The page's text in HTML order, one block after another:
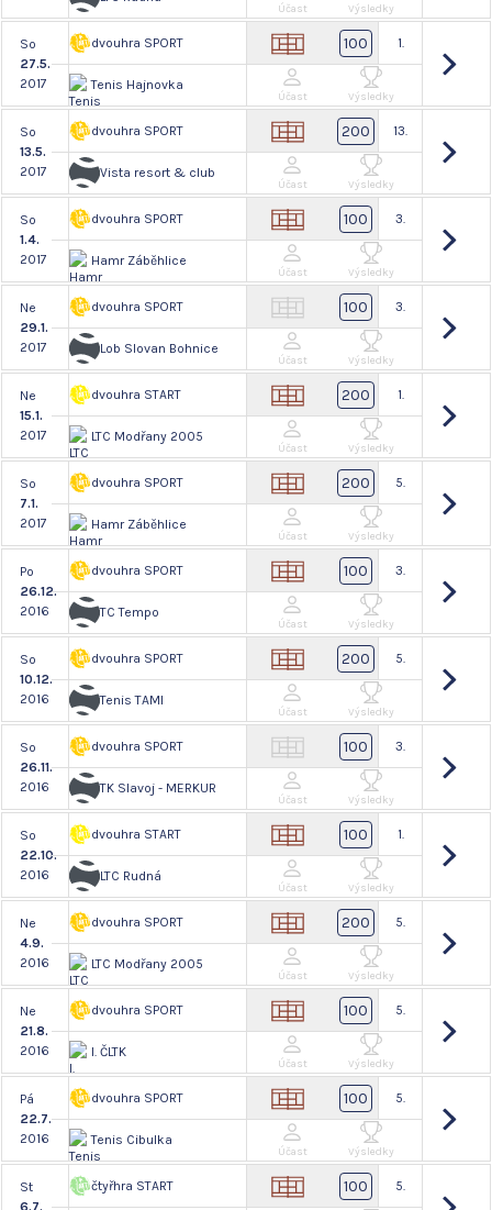
Účast Výsledky
So
27.5.
2017
dvouhra SPORT
Tenis Hajnovka
100 1.
Účast Výsledky
So
13.5.
2017
dvouhra SPORT
Vista resort & club
200 13.
Účast Výsledky
So
1.4.
2017
dvouhra SPORT
Hamr Záběhlice
100 3.
Účast Výsledky
Ne
29.1.
2017
dvouhra SPORT
Lob Slovan Bohnice
100 3.
Účast Výsledky
Ne
15.1.
2017
dvouhra START
LTC Modřany 2005
200 1.
Účast Výsledky
So
7.1.
2017
dvouhra SPORT
Hamr Záběhlice
200 5.
Účast Výsledky
Po
26.12.
2016
dvouhra SPORT
TC Tempo
100 3.
Účast Výsledky
So
10.12.
2016
dvouhra SPORT
Tenis TAMI
200 5.
Účast Výsledky
So
26.11.
2016
dvouhra SPORT
TK Slavoj - MERKUR
100 3.
Účast Výsledky
So
22.10.
2016
dvouhra START
LTC Rudná
100 1.
Účast Výsledky
Ne
4.9.
2016
dvouhra SPORT
LTC Modřany 2005
200 5.
Účast Výsledky
Ne
21.8.
2016
dvouhra SPORT
I. ČLTK
100 5.
Účast Výsledky
Pá
22.7.
2016
dvouhra SPORT
Tenis Cibulka
100 5.
Účast Výsledky
St
6.7.
čtyřhra START 100 5.